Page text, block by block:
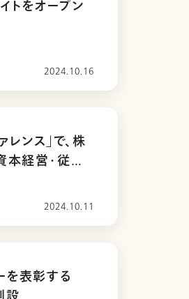
トをオープン
2024.10.16
ンス」で、株
本経営・従業
2024.10.11
を表彰する